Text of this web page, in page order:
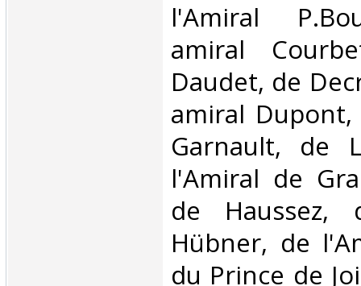
l'Amiral
amiral
Daudet, de
amiral Dupont,
Garnault, de
l'Amiral de
de
Hübner, de
du Prince de